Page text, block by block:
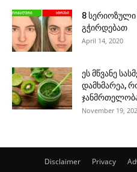
8 სერიოზული
გჭირდებათ
April 14, 2020
ეს მწვანე
დამხმარეა,
November 19,
Disclaimer Privacy